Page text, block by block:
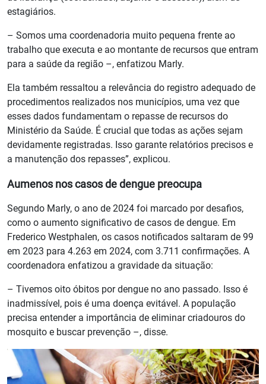
estagiários.
– Somos uma coordenadoria muito pequena frente ao
trabalho que executa e ao montante de recursos que entram
para a saúde da região –, enfatizou Marly.
Ela também ressaltou a relevância do registro adequado de
procedimentos realizados nos municípios, uma vez que
esses dados fundamentam o repasse de recursos do
Ministério da Saúde. É crucial que todas as ações sejam
devidamente registradas. Isso garante relatórios precisos e
a manutenção dos repasses”, explicou.
Aumenos nos casos de dengue preocupa
Segundo Marly, o ano de 2024 foi marcado por desafios,
como o aumento significativo de casos de dengue. Em
Frederico Westphalen, os casos notificados saltaram de 99
em 2023 para 4.263 em 2024, com 3.711 confirmações. A
coordenadora enfatizou a gravidade da situação:
– Tivemos oito óbitos por dengue no ano passado. Isso é
inadmissível, pois é uma doença evitável. A população
precisa entender a importância de eliminar criadouros do
mosquito e buscar prevenção –, disse.